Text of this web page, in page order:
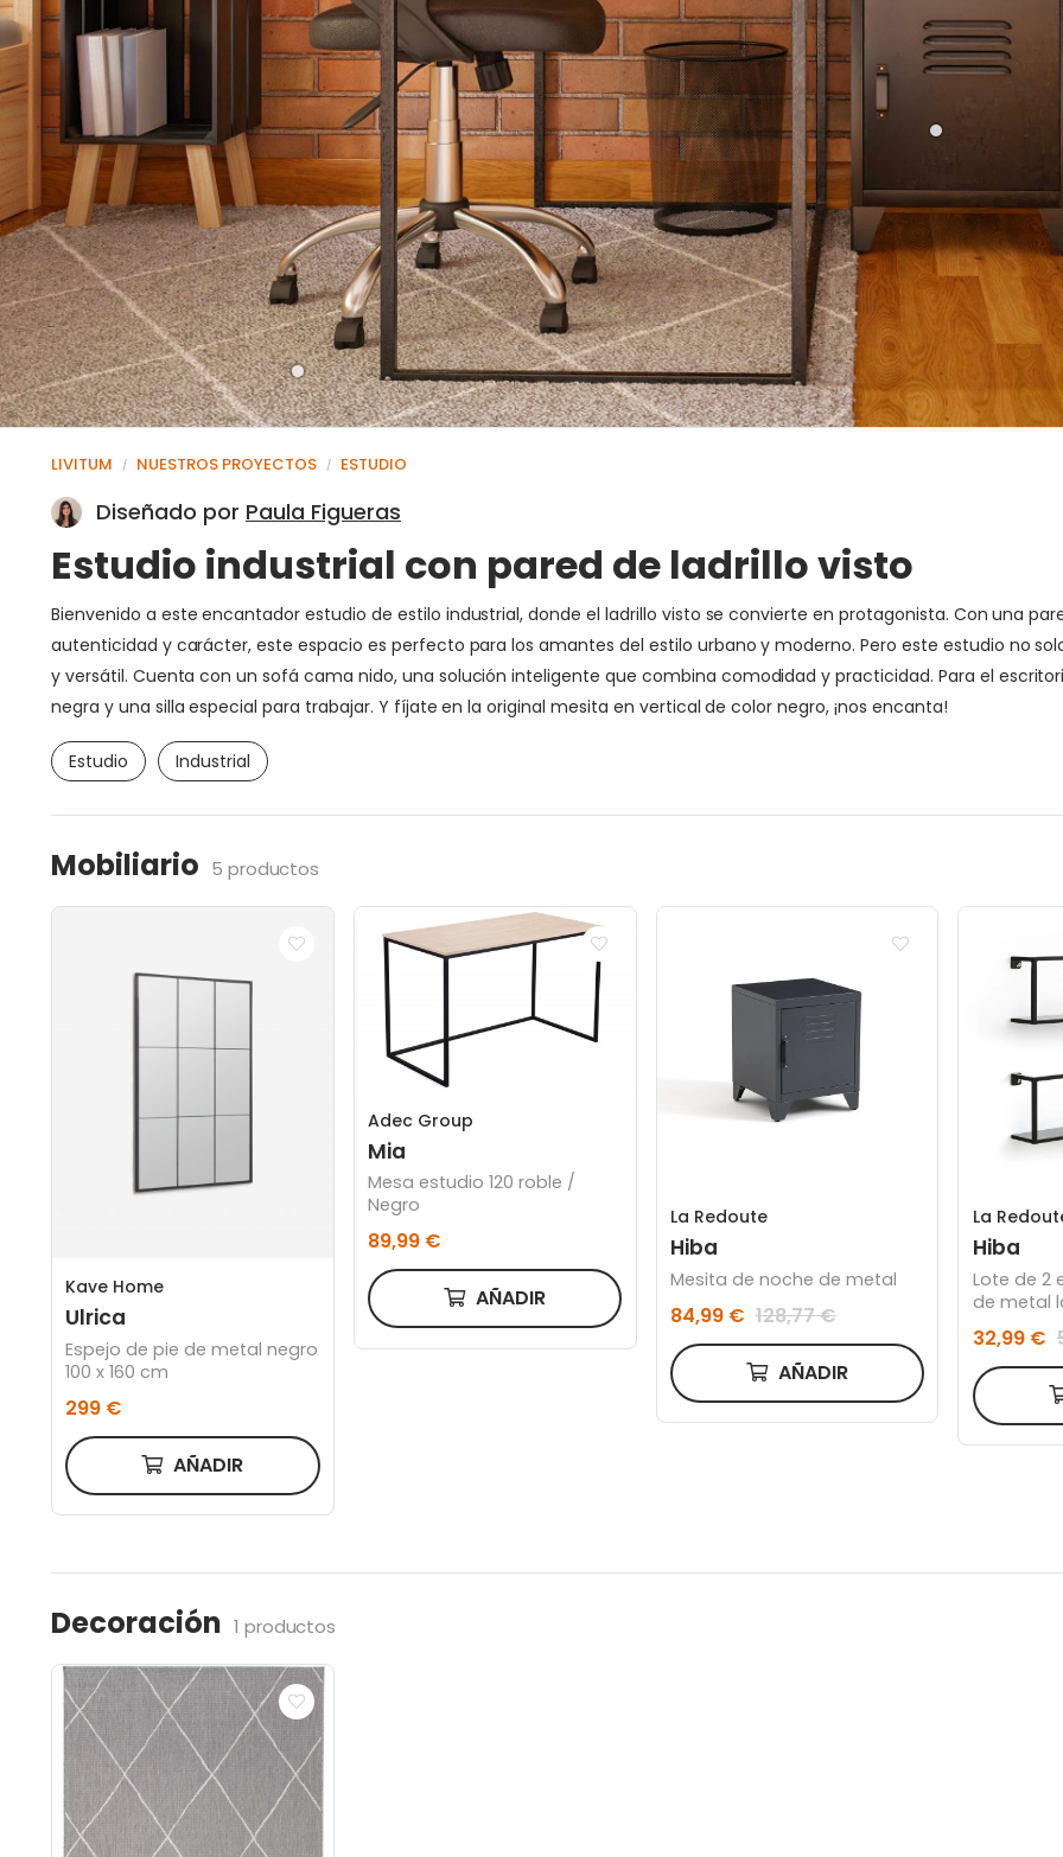
LIVITUM / NUESTROS PROYECTOS / ESTUDIO
Diseñado por Paula Figueras
Estudio industrial con pared de ladrillo visto
Bienvenido a este encantador estudio de estilo industrial, donde el ladrillo visto se convierte en protagonista. Con una
autenticidad y carácter, este espacio es perfecto para los amantes del estilo urbano y moderno. Pero este estudio no
y versátil. Cuenta con un sofá cama nido, una solución inteligente que combina comodidad y practicidad. Para el
negra y una silla especial para trabajar. Y fíjate en la original mesita en vertical de color negro, ¡nos encanta!
Estudio Industrial
Mobiliario 5 productos
Kave Home
Ulrica
Espejo de pie de metal negro
100 x 160 cm
299 €
AÑADIR
Adec Group
Mia
Mesa estudio 120 roble /
Negro
89,99 €
AÑADIR
La Redoute
Hiba
Mesita de noche de metal
84,99 € 128,77 €
AÑADIR
La
Hiba
Lote de 2
de metal
32,99 €
Decoración 1 productos